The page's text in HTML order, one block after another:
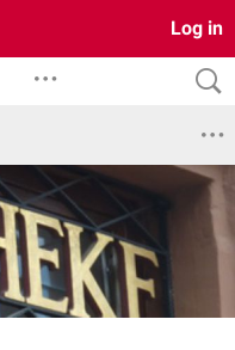
Log in